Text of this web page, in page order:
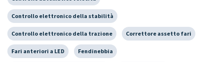
Controllo elettronico della stabilità
Controllo elettronico della trazione Correttore assetto fari
Fari anteriori a LED Fendinebbia